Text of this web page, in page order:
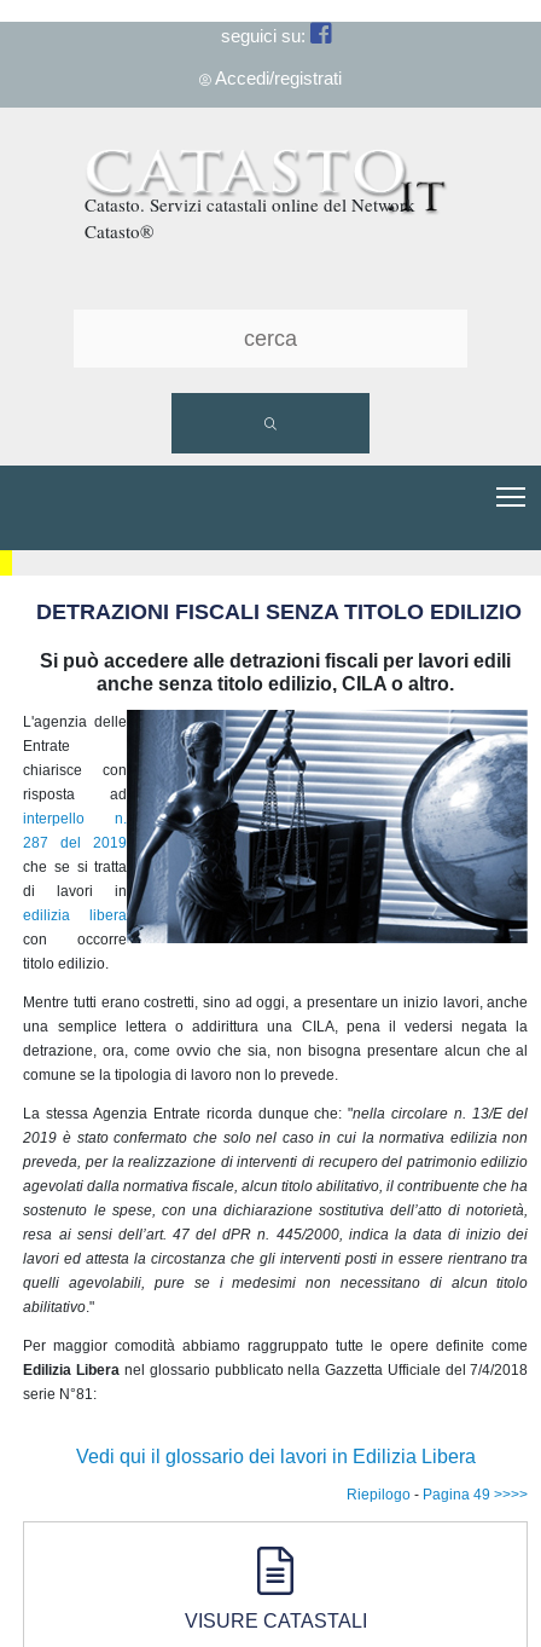
seguici su:
Accedi/registrati
Catasto. Servizi catastali online del Network
Catasto®
DETRAZIONI FISCALI SENZA TITOLO EDILIZIO
Si può accedere alle detrazioni fiscali per lavori edili
anche senza titolo edilizio, CILA o altro.
L'agenzia delle
Entrate
chiarisce con
risposta ad
interpello n.
287 del 2019
che se si tratta
di lavori in
edilizia libera
con occorre
titolo edilizio.
Mentre tutti erano costretti, sino ad oggi, a presentare un inizio lavori, anche
una semplice lettera o addirittura una CILA, pena il vedersi negata la
detrazione, ora, come ovvio che sia, non bisogna presentare alcun che al
comune se la tipologia di lavoro non lo prevede.
La stessa Agenzia Entrate ricorda dunque che: "nella circolare n. 13/E del
2019 è stato confermato che solo nel caso in cui la normativa edilizia non
preveda, per la realizzazione di interventi di recupero del patrimonio edilizio
agevolati dalla normativa fiscale, alcun titolo abilitativo, il contribuente che ha
sostenuto le spese, con una dichiarazione sostitutiva dell’atto di notorietà,
resa ai sensi dell’art. 47 del dPR n. 445/2000, indica la data di inizio dei
lavori ed attesta la circostanza che gli interventi posti in essere rientrano tra
quelli agevolabili, pure se i medesimi non necessitano di alcun titolo
abilitativo."
Per maggior comodità abbiamo raggruppato tutte le opere definite come
Edilizia Libera nel glossario pubblicato nella Gazzetta Ufficiale del 7/4/2018
serie N°81:
Vedi qui il glossario dei lavori in Edilizia Libera
Riepilogo - Pagina 49 >>>>
VISURE CATASTALI